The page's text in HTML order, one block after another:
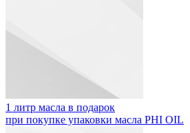
1 литр масла в подарок
при покупке упаковки масла PHI OIL